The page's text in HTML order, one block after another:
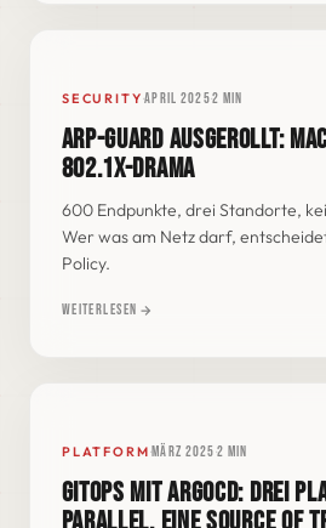
3C:2A:F4:7B:00:11
B8:27:EB:14:9A:C2
ARP-GUARD · MAC POLICY
SECURITY·April 2025·2 min
ARP-GUARD AUSGEROLLT:
802.1X-DRAMA
600 Endpunkte, drei Standorte,
Wer was am Netz darf,
Policy.
Weiterlesen
SYNC
PLATFORM·März 2025·2 min
GITOPS MIT ARGOCD: DREI